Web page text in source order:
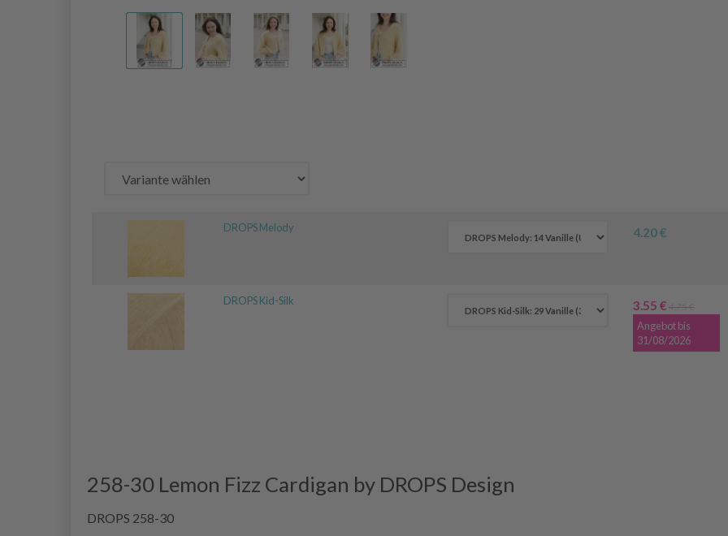
DROPS Melody 4.20 €
DROPS Kid-Silk 3.55 € 4.75 €
Angebot bis
31/08/2026
258-30 Lemon Fizz Cardigan by DROPS Design
DROPS 258-30